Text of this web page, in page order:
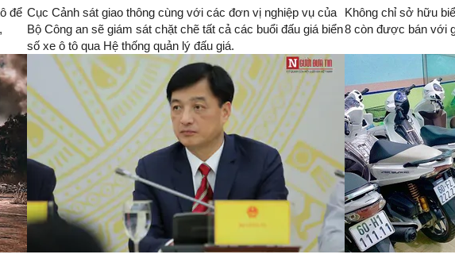
để Cục Cảnh sát giao thông cùng với các đơn vị nghiệp vụ của
Bộ Công an sẽ giám sát chặt chẽ tất cả các buổi đấu giá biển
số xe ô tô qua Hệ thống quản lý đấu giá.
Không chỉ sở hữu
8 còn được bán với